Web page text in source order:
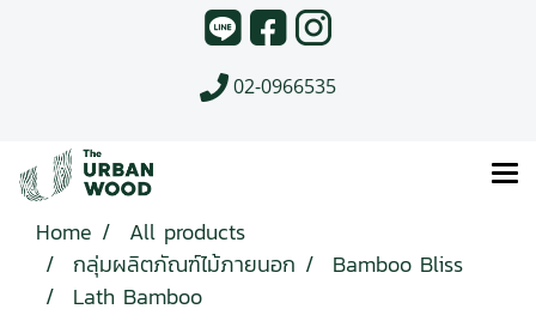
02-0966535
Home
All products
กลุ่มผลิตภัณฑ์ไม้ภายนอก
Bamboo Bliss
Lath Bamboo